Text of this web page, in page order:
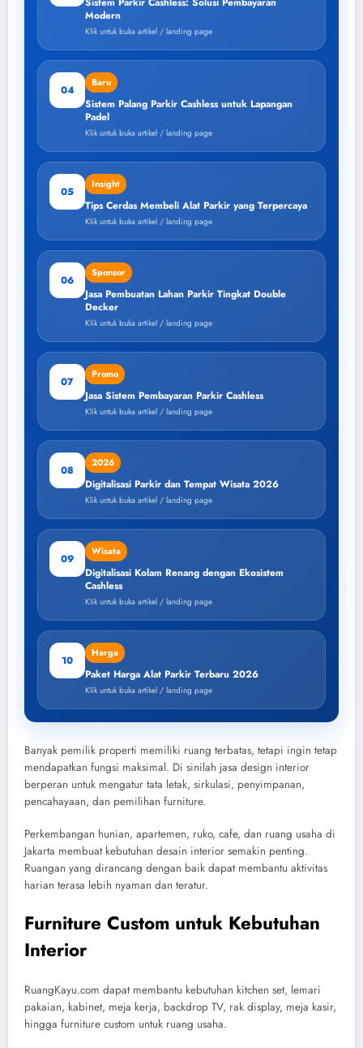
Modern
Klik untuk buka artikel / landing page
04
Baru
Sistem Palang Parkir Cashless untuk Lapangan
Padel
Klik untuk buka artikel / landing page
05
Insight
Tips Cerdas Membeli Alat Parkir yang Terpercaya
Klik untuk buka artikel / landing page
06
Sponsor
Jasa Pembuatan Lahan Parkir Tingkat Double
Decker
Klik untuk buka artikel / landing page
07
Promo
Jasa Sistem Pembayaran Parkir Cashless
Klik untuk buka artikel / landing page
08
2026
Digitalisasi Parkir dan Tempat Wisata 2026
Klik untuk buka artikel / landing page
09
Wisata
Digitalisasi Kolam Renang dengan Ekosistem
Cashless
Klik untuk buka artikel / landing page
10
Harga
Paket Harga Alat Parkir Terbaru 2026
Klik untuk buka artikel / landing page
Banyak pemilik properti memiliki ruang terbatas, tetapi ingin tetap
mendapatkan fungsi maksimal. Di sinilah jasa design interior
berperan untuk mengatur tata letak, sirkulasi, penyimpanan,
pencahayaan, dan pemilihan furniture.
Perkembangan hunian, apartemen, ruko, cafe, dan ruang usaha di
Jakarta membuat kebutuhan desain interior semakin penting.
Ruangan yang dirancang dengan baik dapat membantu aktivitas
harian terasa lebih nyaman dan teratur.
Furniture Custom untuk Kebutuhan
Interior
RuangKayu.com dapat membantu kebutuhan kitchen set, lemari
pakaian, kabinet, meja kerja, backdrop TV, rak display, meja kasir,
hingga furniture custom untuk ruang usaha.